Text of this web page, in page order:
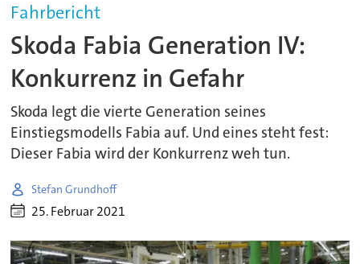
Fahrbericht
Skoda Fabia Generation IV:
Konkurrenz in Gefahr
Skoda legt die vierte Generation seines
Einstiegsmodells Fabia auf. Und eines steht fest:
Dieser Fabia wird der Konkurrenz weh tun.
Stefan Grundhoff
25. Februar 2021